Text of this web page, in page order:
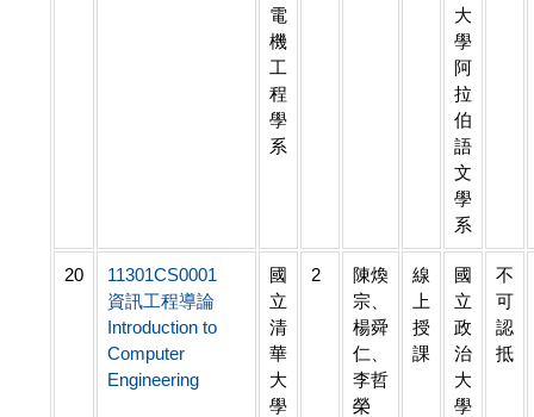
電
機
工
程
學
系
大
學
阿
拉
伯
語
文
學
系
20
11301CS0001
資訊工程導論
Introduction to
Computer
Engineering
國
立
清
華
大
學
2
陳煥
宗、
楊舜
仁、
李哲
榮
線
上
授
課
國
立
政
治
大
學
不
可
認
抵